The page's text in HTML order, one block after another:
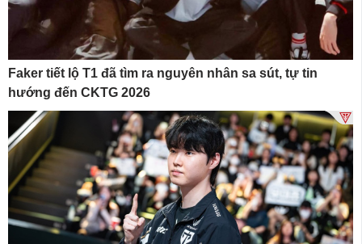
Faker tiết lộ T1 đã tìm ra nguyên nhân sa sút, tự tin
hướng đến CKTG 2026